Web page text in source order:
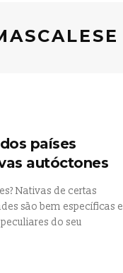
países
autóctones
Nativas de certas
são bem específicas e
do seu